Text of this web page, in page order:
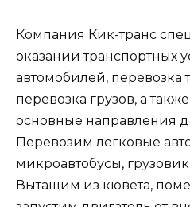
Компания Кик-транс
оказании транспортных
автомобилей, перевозка
перевозка грузов, а
основные направления
Перевозим легковые
микроавтобусы,
Вытащим из кювета,